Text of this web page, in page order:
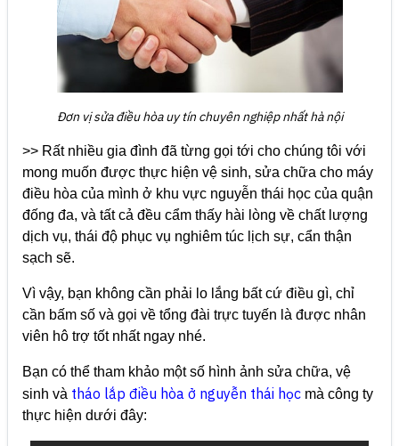
Đơn vị sửa điều hòa uy tín chuyên nghiệp nhất hà nội
>> Rất nhiều gia đình đã từng gọi tới cho chúng tôi với
mong muốn được thực hiện vệ sinh, sửa chữa cho máy
điều hòa của mình ở khu vực nguyễn thái học của quận
đống đa, và tất cả đều cẩm thấy hài lòng về chất lượng
dịch vụ, thái độ phục vụ nghiêm túc lịch sự, cẩn thận
sạch sẽ.
Vì vậy, bạn không cần phải lo lắng bất cứ điều gì, chỉ
cần bấm số và gọi về tổng đài trực tuyến là được nhân
viên hô trợ tốt nhất ngay nhé.
Bạn có thể tham khảo một số hình ảnh sửa chữa, vệ
sinh và tháo lắp điều hòa ở nguyễn thái học mà công ty
thực hiện dưới đây: